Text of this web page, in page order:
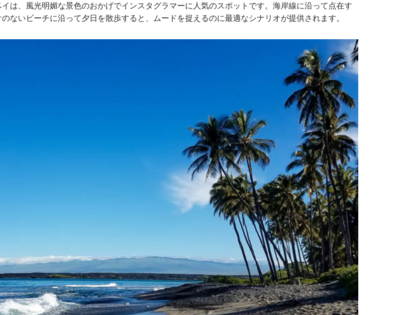
は、風光明媚な景色のおかげでインスタグラマーに人気のスポットです。海岸線に沿って点在す
ないビーチに沿って夕日を散歩すると、ムードを捉えるのに最適なシナリオが提供されます。